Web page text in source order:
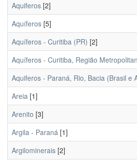
Aquiferos [2]
Aquíferos [5]
Aquíferos - Curitiba (PR) [2]
Aquíferos - Curitiba, Região
Aquiferos - Paraná, Rio, Bacia (Brasil e
Areia [1]
Arenito [3]
Argila - Paraná [1]
Argilominerais [2]